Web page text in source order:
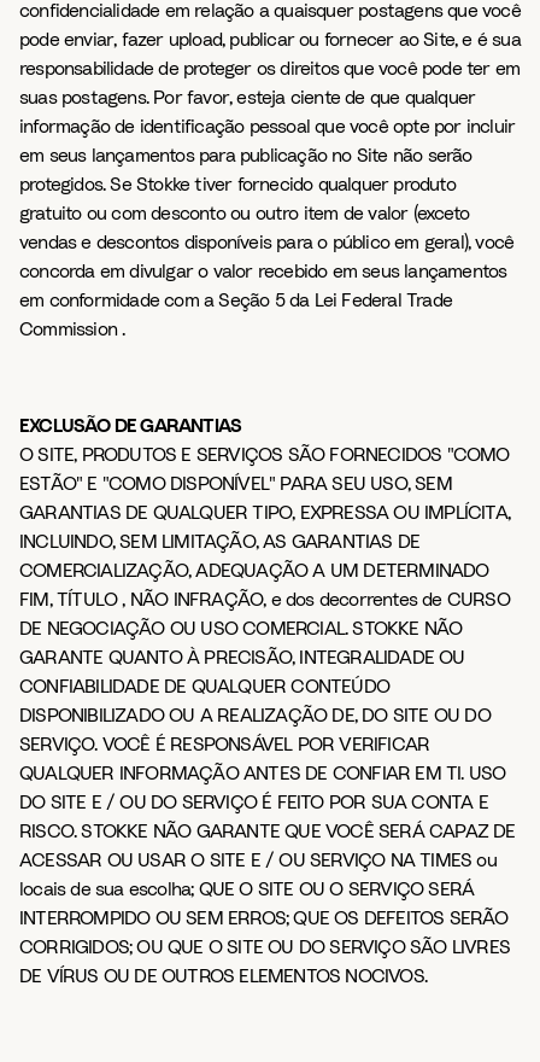
confidencialidade em relação a quaisquer postagens que você
pode enviar, fazer upload, publicar ou fornecer ao Site, e é sua
responsabilidade de proteger os direitos que você pode ter em
suas postagens. Por favor, esteja ciente de que qualquer
informação de identificação pessoal que você opte por incluir
em seus lançamentos para publicação no Site não serão
protegidos. Se Stokke tiver fornecido qualquer produto
gratuito ou com desconto ou outro item de valor (exceto
vendas e descontos disponíveis para o público em geral), você
concorda em divulgar o valor recebido em seus lançamentos
em conformidade com a Seção 5 da Lei Federal Trade
Commission .
EXCLUSÃO DE GARANTIAS
O SITE, PRODUTOS E SERVIÇOS SÃO FORNECIDOS "COMO
ESTÃO" E "COMO DISPONÍVEL" PARA SEU USO, SEM
GARANTIAS DE QUALQUER TIPO, EXPRESSA OU IMPLÍCITA,
INCLUINDO, SEM LIMITAÇÃO, AS GARANTIAS DE
COMERCIALIZAÇÃO, ADEQUAÇÃO A UM DETERMINADO
FIM, TÍTULO , NÃO INFRAÇÃO, e dos decorrentes de CURSO
DE NEGOCIAÇÃO OU USO COMERCIAL. STOKKE NÃO
GARANTE QUANTO À PRECISÃO, INTEGRALIDADE OU
CONFIABILIDADE DE QUALQUER CONTEÚDO
DISPONIBILIZADO OU A REALIZAÇÃO DE, DO SITE OU DO
SERVIÇO. VOCÊ É RESPONSÁVEL POR VERIFICAR
QUALQUER INFORMAÇÃO ANTES DE CONFIAR EM TI. USO
DO SITE E / OU DO SERVIÇO É FEITO POR SUA CONTA E
RISCO. STOKKE NÃO GARANTE QUE VOCÊ SERÁ CAPAZ DE
ACESSAR OU USAR O SITE E / OU SERVIÇO NA TIMES ou
locais de sua escolha; QUE O SITE OU O SERVIÇO SERÁ
INTERROMPIDO OU SEM ERROS; QUE OS DEFEITOS SERÃO
CORRIGIDOS; OU QUE O SITE OU DO SERVIÇO SÃO LIVRES
DE VÍRUS OU DE OUTROS ELEMENTOS NOCIVOS.